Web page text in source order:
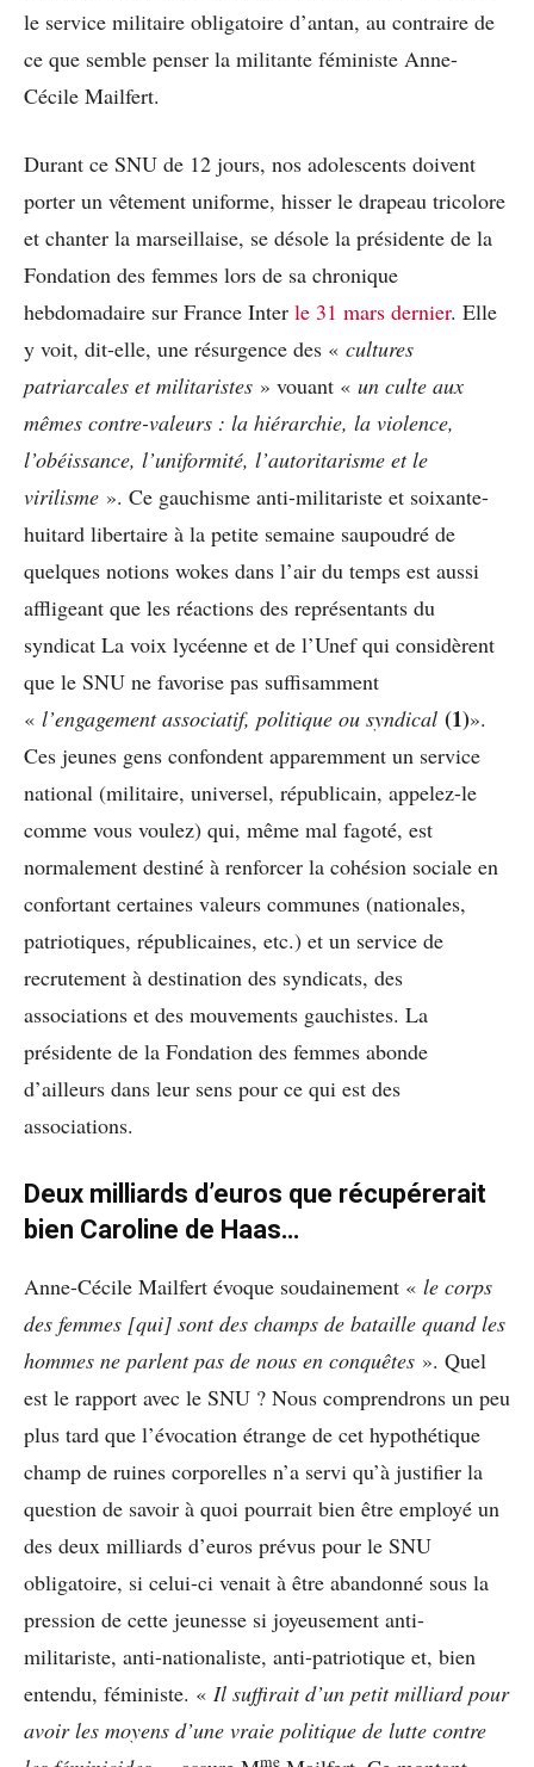
le service militaire obligatoire d’antan, au contraire de
ce que semble penser la militante féministe Anne-
Cécile Mailfert.
Durant ce SNU de 12 jours, nos adolescents doivent
porter un vêtement uniforme, hisser le drapeau tricolore
et chanter la marseillaise, se désole la présidente de la
Fondation des femmes lors de sa chronique
hebdomadaire sur France Inter le 31 mars dernier. Elle
y voit, dit-elle, une résurgence des « cultures
patriarcales et militaristes » vouant « un culte aux
mêmes contre-valeurs : la hiérarchie, la violence,
l’obéissance, l’uniformité, l’autoritarisme et le
virilisme ». Ce gauchisme anti-militariste et soixante-
huitard libertaire à la petite semaine saupoudré de
quelques notions wokes dans l’air du temps est aussi
affligeant que les réactions des représentants du
syndicat La voix lycéenne et de l’Unef qui considèrent
que le SNU ne favorise pas suffisamment
« l’engagement associatif, politique ou syndical (1)».
Ces jeunes gens confondent apparemment un service
national (militaire, universel, républicain, appelez-le
comme vous voulez) qui, même mal fagoté, est
normalement destiné à renforcer la cohésion sociale en
confortant certaines valeurs communes (nationales,
patriotiques, républicaines, etc.) et un service de
recrutement à destination des syndicats, des
associations et des mouvements gauchistes. La
présidente de la Fondation des femmes abonde
d’ailleurs dans leur sens pour ce qui est des
associations.
Deux milliards d’euros que récupérerait
bien Caroline de Haas…
Anne-Cécile Mailfert évoque soudainement « le corps
des femmes [qui] sont des champs de bataille quand les
hommes ne parlent pas de nous en conquêtes ». Quel
est le rapport avec le SNU ? Nous comprendrons un peu
plus tard que l’évocation étrange de cet hypothétique
champ de ruines corporelles n’a servi qu’à justifier la
question de savoir à quoi pourrait bien être employé un
des deux milliards d’euros prévus pour le SNU
obligatoire, si celui-ci venait à être abandonné sous la
pression de cette jeunesse si joyeusement anti-
militariste, anti-nationaliste, anti-patriotique et, bien
entendu, féministe. « Il suffirait d’un petit milliard pour
avoir les moyens d’une vraie politique de lutte contre
me